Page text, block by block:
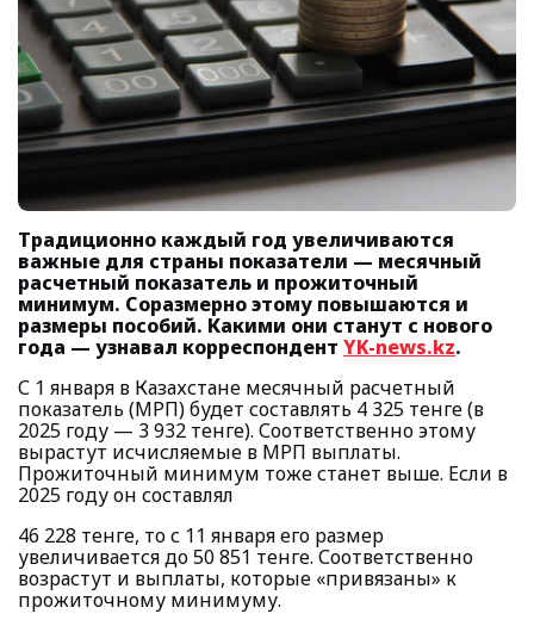
Традиционно каждый год увеличиваются
важные для страны показатели — месячный
расчетный показатель и прожиточный
минимум. Соразмерно этому повышаются и
размеры пособий. Какими они станут с нового
года — узнавал корреспондент YK-news.kz.
С 1 января в Казахстане месячный расчетный
показатель (МРП) будет составлять 4 325 тенге (в
2025 году — 3 932 тенге). Соответственно этому
вырастут исчисляемые в МРП выплаты.
Прожиточный минимум тоже станет выше. Если в
2025 году он составлял
46 228 тенге, то с 11 января его размер
увеличивается до 50 851 тенге. Соответственно
возрастут и выплаты, которые «привязаны» к
прожиточному минимуму.